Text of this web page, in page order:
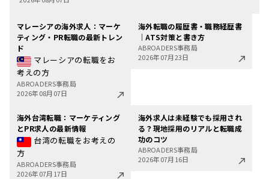
マレーシアの海外求人：マーケ
ティング・PR転職の最新トレン
ド
マレーシアの転職をお
考えの方
ABROADERS事務局
2026年08月07日
海外転職の履歴書・職務経歴書
｜ATS対策と書き方
ABROADERS事務局
2026年07月23日
海外台湾転職：マーケティング
とPR求人の最新情報
台湾の転職をお考えの
方
ABROADERS事務局
2026年07月17日
海外求人は未経験でも採用され
る？現地採用のリアルと転職成
功のコツ
ABROADERS事務局
2026年07月16日